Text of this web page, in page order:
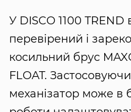
У DISCO 1100 TREND
перевірений і
косильний брус
FLOAT.
механізатор може в